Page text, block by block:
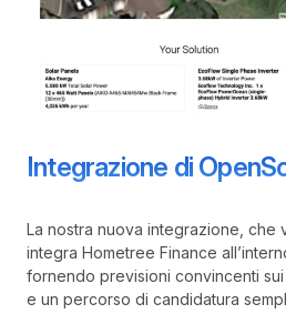
Integrazione di
La nostra nuova integrazione, che
integra Hometree Finance
fornendo previsioni convincenti
e un percorso di candidatura